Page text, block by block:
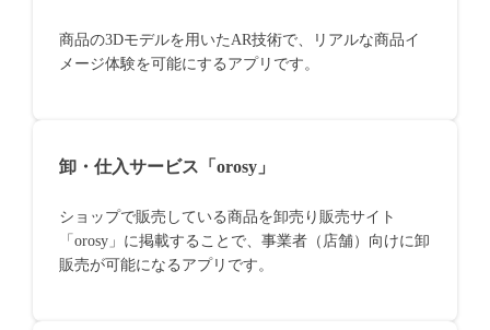
商品の3Dモデルを用いたAR技術で、リアルな商品イ
メージ体験を可能にするアプリです。
卸・仕入サービス「orosy」
ショップで販売している商品を卸売り販売サイト
「orosy」に掲載することで、事業者（店舗）向けに卸
販売が可能になるアプリです。